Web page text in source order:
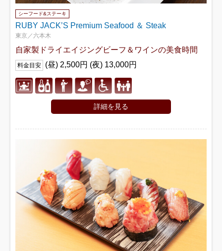
シーフード&ステーキ
RUBY JACK’S Premium Seafood ＆ Steak
東京／六本木
自家製ドライエイジングビーフ＆ワインの美食時間
料金目安 (昼) 2,500円 (夜) 13,000円
詳細を見る